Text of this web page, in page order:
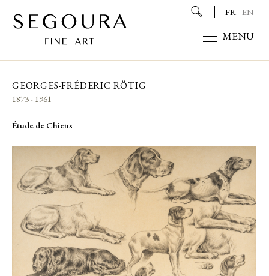
FR EN
MENU
GEORGES-FRÉDERIC RÖTIG
1873 - 1961
Étude de Chiens